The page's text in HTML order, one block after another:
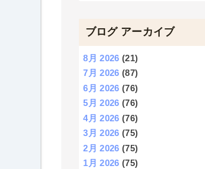
ブログ アーカイブ
8月 2026 (21)
7月 2026 (87)
6月 2026 (76)
5月 2026 (76)
4月 2026 (76)
3月 2026 (75)
2月 2026 (75)
1月 2026 (75)